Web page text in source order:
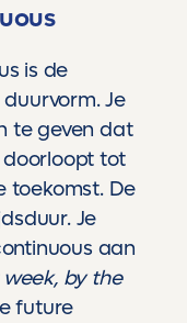
is de
Je
te geven dat
tot
toekomst. De
Je
aan
by the
future